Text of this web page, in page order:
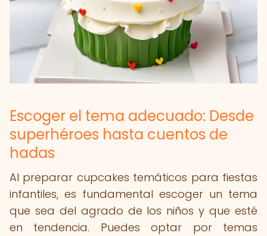
Escoger el tema adecuado: Desde
superhéroes hasta cuentos de
hadas
Al preparar cupcakes temáticos para fiestas
infantiles, es fundamental escoger un tema
que sea del agrado de los niños y que esté
en tendencia. Puedes optar por temas